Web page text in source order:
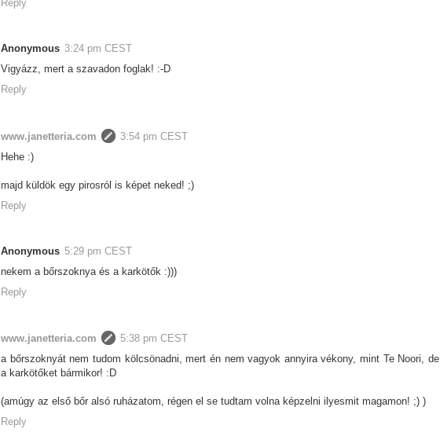
Reply
Anonymous 3:24 pm CEST
Vigyázz, mert a szavadon foglak! :-D
Reply
www.janetteria.com
3:54 pm CEST
Hehe :)
majd küldök egy pirosról is képet neked! ;)
Reply
Anonymous 5:29 pm CEST
nekem a bőrszoknya és a karkötők :)))
Reply
www.janetteria.com
5:38 pm CEST
a bőrszoknyát nem tudom kölcsönadni, mert én nem vagyok annyira vékony, mint Te Noori, de
a karkötőket bármikor! :D
(amúgy az első bőr alsó ruházatom, régen el se tudtam volna képzelni ilyesmit magamon! ;) )
Reply